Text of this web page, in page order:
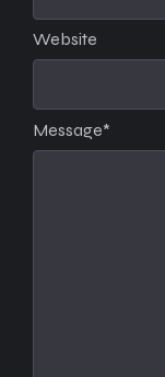
Message*
Website